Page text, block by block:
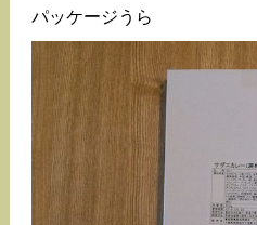
パッケージうら